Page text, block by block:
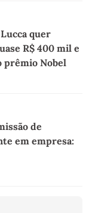
quer
R$ 400 mil e
prêmio Nobel
de
em empresa: